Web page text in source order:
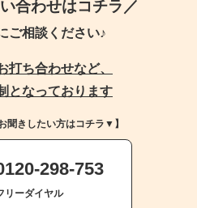
合わせはコチラ／
ご相談ください♪
ち合わせなど、
となっております
聞きしたい方はコチラ▼】
298-753
リーダイヤル